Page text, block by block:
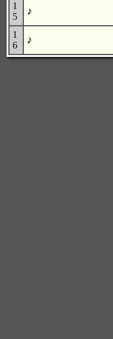
1
5
♪
1
6
♪